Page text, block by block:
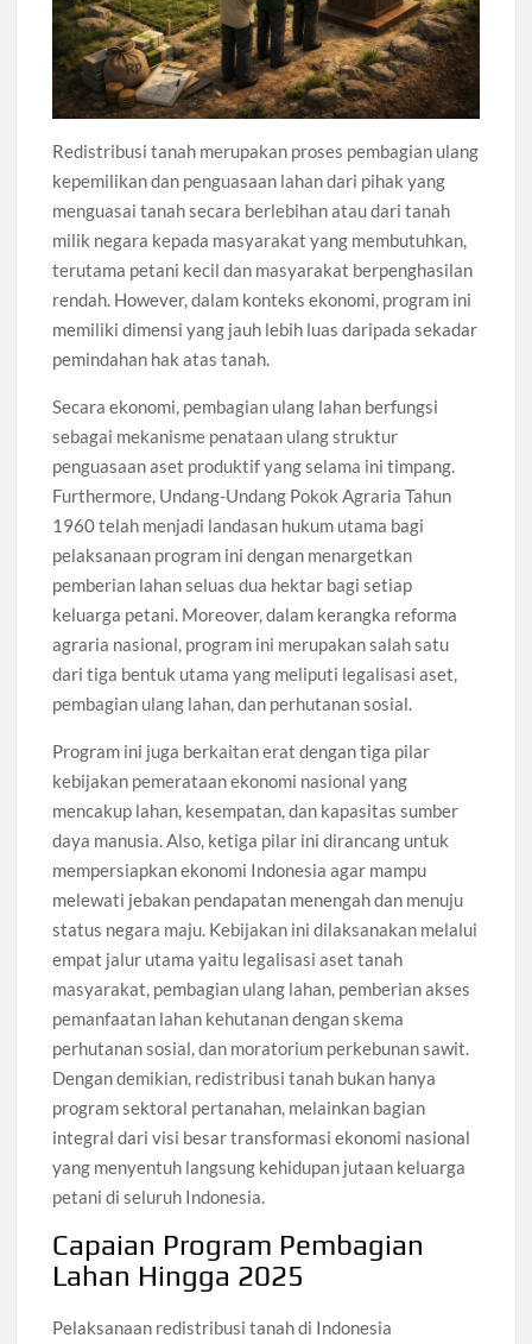
Redistribusi tanah merupakan proses pembagian ulang
kepemilikan dan penguasaan lahan dari pihak yang
menguasai tanah secara berlebihan atau dari tanah
milik negara kepada masyarakat yang membutuhkan,
terutama petani kecil dan masyarakat berpenghasilan
rendah. However, dalam konteks ekonomi, program ini
memiliki dimensi yang jauh lebih luas daripada sekadar
pemindahan hak atas tanah.
Secara ekonomi, pembagian ulang lahan berfungsi
sebagai mekanisme penataan ulang struktur
penguasaan aset produktif yang selama ini timpang.
Furthermore, Undang-Undang Pokok Agraria Tahun
1960 telah menjadi landasan hukum utama bagi
pelaksanaan program ini dengan menargetkan
pemberian lahan seluas dua hektar bagi setiap
keluarga petani. Moreover, dalam kerangka reforma
agraria nasional, program ini merupakan salah satu
dari tiga bentuk utama yang meliputi legalisasi aset,
pembagian ulang lahan, dan perhutanan sosial.
Program ini juga berkaitan erat dengan tiga pilar
kebijakan pemerataan ekonomi nasional yang
mencakup lahan, kesempatan, dan kapasitas sumber
daya manusia. Also, ketiga pilar ini dirancang untuk
mempersiapkan ekonomi Indonesia agar mampu
melewati jebakan pendapatan menengah dan menuju
status negara maju. Kebijakan ini dilaksanakan melalui
empat jalur utama yaitu legalisasi aset tanah
masyarakat, pembagian ulang lahan, pemberian akses
pemanfaatan lahan kehutanan dengan skema
perhutanan sosial, dan moratorium perkebunan sawit.
Dengan demikian, redistribusi tanah bukan hanya
program sektoral pertanahan, melainkan bagian
integral dari visi besar transformasi ekonomi nasional
yang menyentuh langsung kehidupan jutaan keluarga
petani di seluruh Indonesia.
Capaian Program Pembagian
Lahan Hingga 2025
Pelaksanaan redistribusi tanah di Indonesia